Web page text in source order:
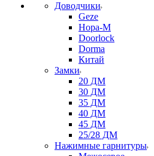
Доводчики
Geze
Нора-М
Doorlock
Dorma
Китай
Замки
20 ДМ
30 ДМ
35 ДМ
40 ДМ
45 ДМ
25/28 ДМ
Нажимные гарнитуры